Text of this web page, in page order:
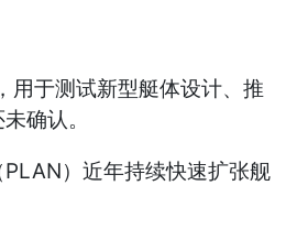
用于测试新型艇体设计、推
确认。
）近年持续快速扩张舰